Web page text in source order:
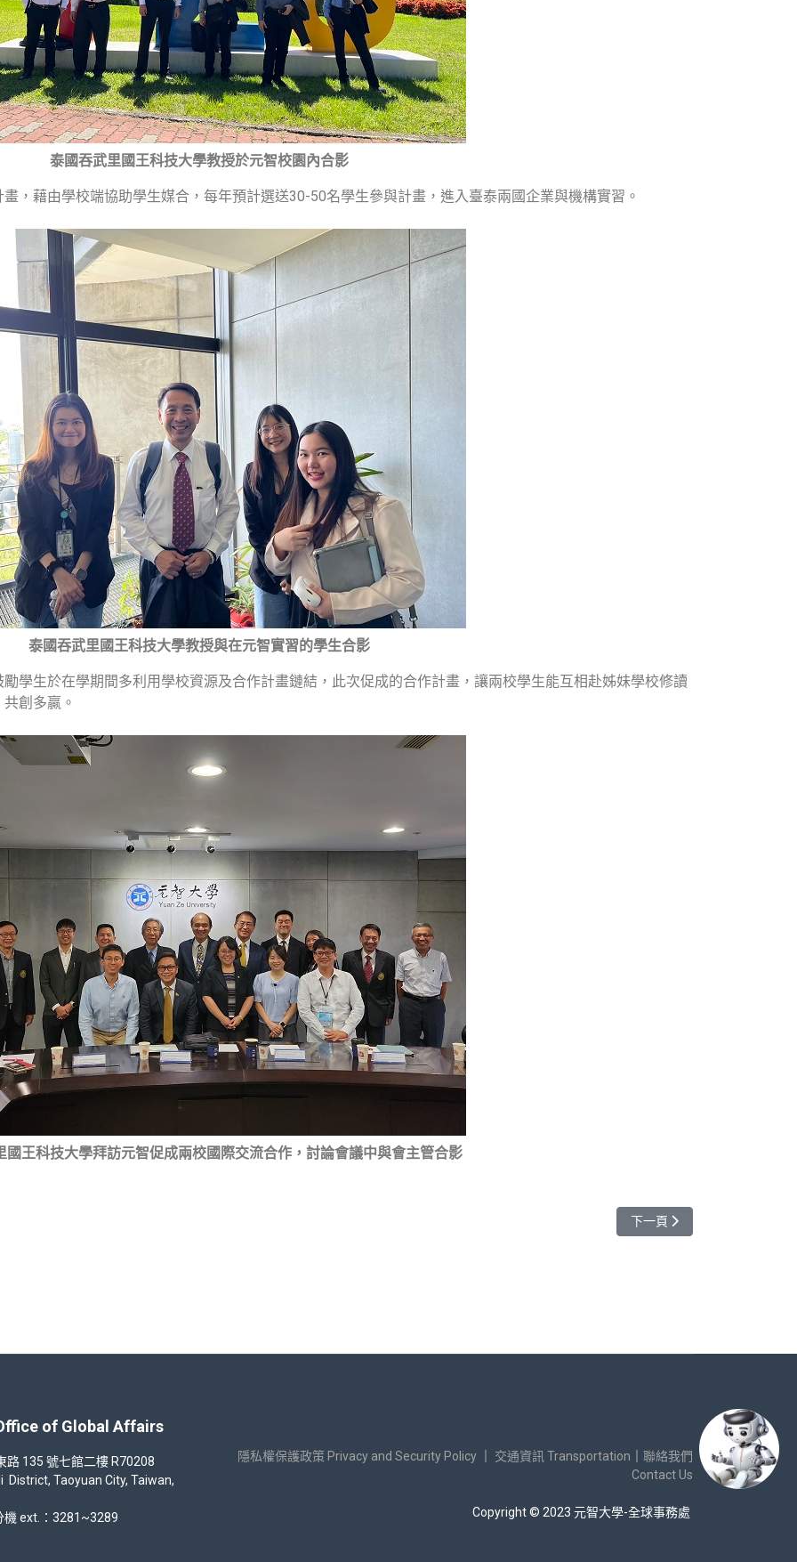
泰國吞武里國王科技大學教授於元智校園內合影
，藉由學校端協助學生媒合，每年預計選送30-50名學生參與計畫，進入臺泰兩國企業與機構實習。
泰國吞武里國王科技大學教授與在元智實習的學生合影
學生於在學期間多利用學校資源及合作計畫鏈結，此次促成的合作計畫，讓兩校學生能互相赴姊妹學校修讀
創多贏。
國王科技大學拜訪元智促成兩校國際交流合作，討論會議中與會主管合影
下一篇文章: 全球處端午送暖
下一頁
of Global Affairs
135 號七館二樓 R70208
Taoyuan City, Taiwan,
ext.：3281~3289
隱私權保護政策 Privacy and Security Policy 交通資訊 Transportation
聯絡我們
Contact Us
Copyright © 2023 元智大學-全球事務處